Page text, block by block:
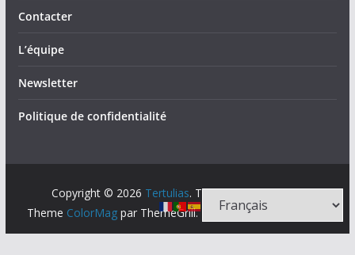
Contacter
L’équipe
Newsletter
Politique de confidentialité
Copyright © 2026 Tertulias. Tous droits réservés.
Theme ColorMagpar ThemeGrill. Propulsé par